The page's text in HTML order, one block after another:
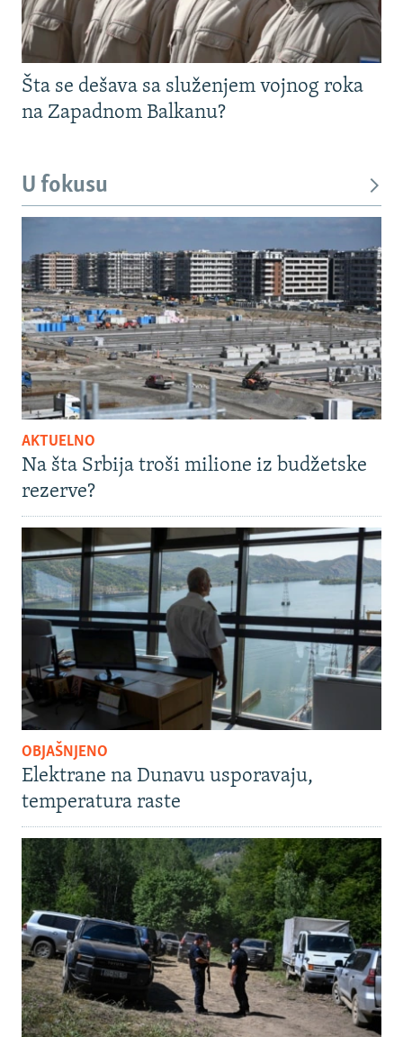
Šta se dešava sa služenjem vojnog roka
na Zapadnom Balkanu?
U fokusu
AKTUELNO
Na šta Srbija troši milione iz budžetske
rezerve?
OBJAŠNJENO
Elektrane na Dunavu usporavaju,
temperatura raste